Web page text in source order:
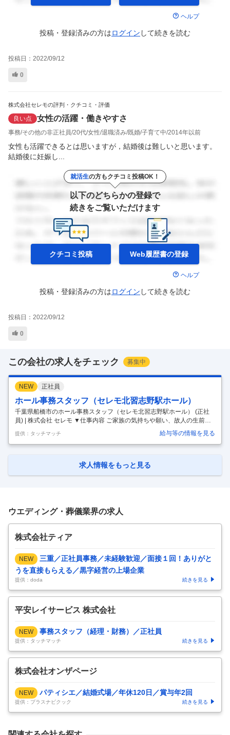
ヘルプ
投稿・登録済みの方はログイン して続きを読む
投稿日： 2022/09/12
0
株式会社セレモの評判・クチコミ・評価
良い点 女性の活躍・働きやすさ
事務 その他の非正社員 20代 女性 退職済み 既婚 子育て中 2014年以前
女性も活躍できるとは思いますが，結婚後は難しいと思います。
結婚後に妊娠し...
就活生の方もクチコミ投稿OK！
以下のどちらかの登録で
続きをご覧いただけます
クチコミ投稿 Web履歴書の登録
ヘルプ
投稿・登録済みの方はログイン して続きを読む
投稿日： 2022/09/12
0
この会社の求人をチェック 募集中
NEW 正社員
ホール事務スタッフ（セレモ北習志野駅ホール）
千葉県船橋市のホール事務スタッフ（セレモ北習志野駅ホール） (正社
員) | 株式会社 セレモ ▼仕事内容 ご家族の気持ちや願い、故人の生前の
意向をステキなかたちにするお手伝いをお任せします。 ・供花 ・供物の
受発注 ・お葬式の準備 ・片付け ・館内の備品管理従業員のほとんどが
未経験からスタートしております。 わからないことなども質問しやすい
（セレモ北習志野駅ホール）(正社員) ▼雇用形態 正社員 ▼給与 月給278
提供：タッチマッチ 給与等の情報を見る
求人情報をもっと見る
ウエディング・葬儀業界の求人
株式会社ティア
NEW
三重／正社員事務／未経験歓迎／面接１回！ありがと
うを直接もらえる／黒字経営の上場企業
提供：doda 続きを見る
平安レイサービス 株式会社
NEW 事務スタッフ（経理・財務）／正社員
提供：タッチマッチ 続きを見る
株式会社オンザページ
NEW パティシエ／結婚式場／年休120日／賞与年2回
提供：プラスナビクック 続きを見る